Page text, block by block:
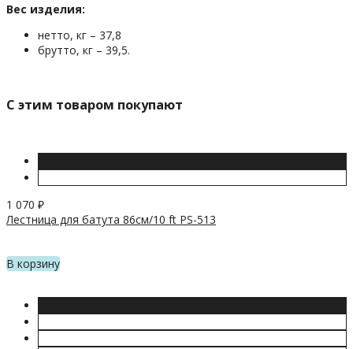
Вес изделия:
нетто, кг – 37,8
брутто, кг – 39,5.
C этим товаром покупают
1 070 ₽
Лестница для батута 86см/10 ft PS-513
В корзину